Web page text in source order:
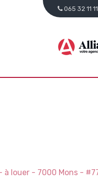
065 32 11 11